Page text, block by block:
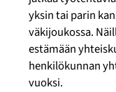
yksin tai parin
väkijoukossa.
estämään
henkilökunnan
vuoksi.